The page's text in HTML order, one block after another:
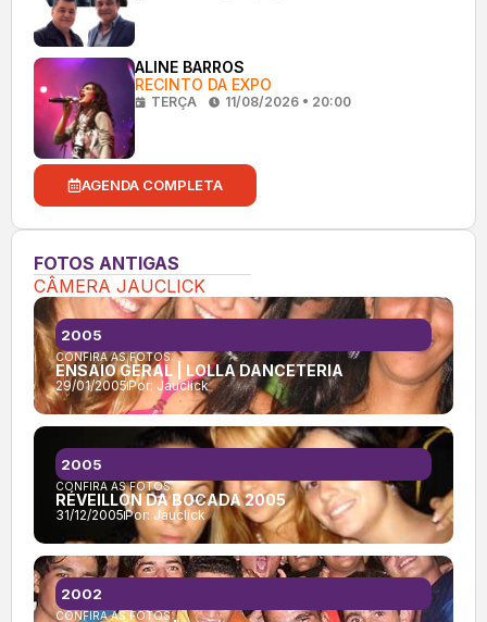
ALINE BARROS
RECINTO DA EXPO
TERÇA 11/08/2026 • 20:00
AGENDA COMPLETA
FOTOS ANTIGAS
CÂMERA JAUCLICK
CONFIRA AS FOTOS:
ENSAIO GERAL | LOLLA DANCETERIA
29/01/2005Por: Jauclick
2005
CONFIRA AS FOTOS:
RÉVEILLON DA BOCADA 2005
31/12/2005Por: Jauclick
2005
CONFIRA AS FOTOS:
2002